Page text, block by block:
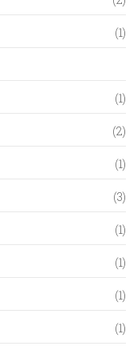
(1)
(1)
(2)
(1)
(3)
(1)
(1)
(1)
(1)